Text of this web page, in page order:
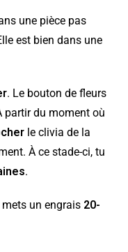
une pièce pas
est bien dans une
. Le bouton de fleurs
partir du moment où
le clivia de la
À ce stade-ci, tu
.
mets un engrais 20-